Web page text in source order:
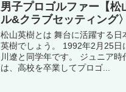
男子プロゴルファー【
ル&クラブセッティング〉
松山英樹とは 舞台に活躍する
英樹でしょう。 1992年2月25
川遼と同学年です。 ジュニア
は、高校を卒業してプロゴ...